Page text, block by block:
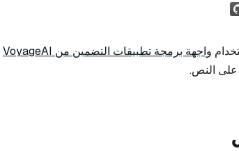
واجهة برمجة تطبيقات التضمين من VoyageAI